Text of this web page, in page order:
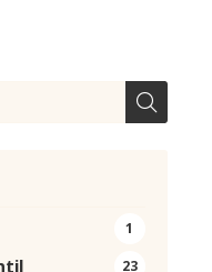
1
23